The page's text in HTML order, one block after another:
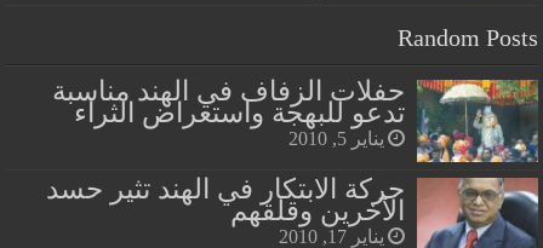
Random Posts
حفلات الزفاف في الهند مناسبة
تدعو للبهجة واستعراض الثراء
يناير 5, 2010
حركة الابتكار في الهند تثير حسد
الآخرين وقلقهم
يناير 17, 2010